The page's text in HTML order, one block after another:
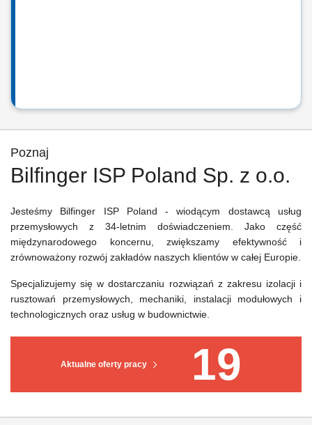
Poznaj
Bilfinger ISP Poland Sp. z o.o.
Aktualne oferty pracy 19
Jesteśmy Bilfinger ISP Poland - wiodącym dostawcą usług
przemysłowych z 34-letnim doświadczeniem. Jako część
międzynarodowego koncernu, zwiększamy efektywność i
zrównoważony rozwój zakładów naszych klientów w całej Europie.
Specjalizujemy się w dostarczaniu rozwiązań z zakresu izolacji i
rusztowań przemysłowych, mechaniki, instalacji modułowych i
technologicznych oraz usług w budownictwie.